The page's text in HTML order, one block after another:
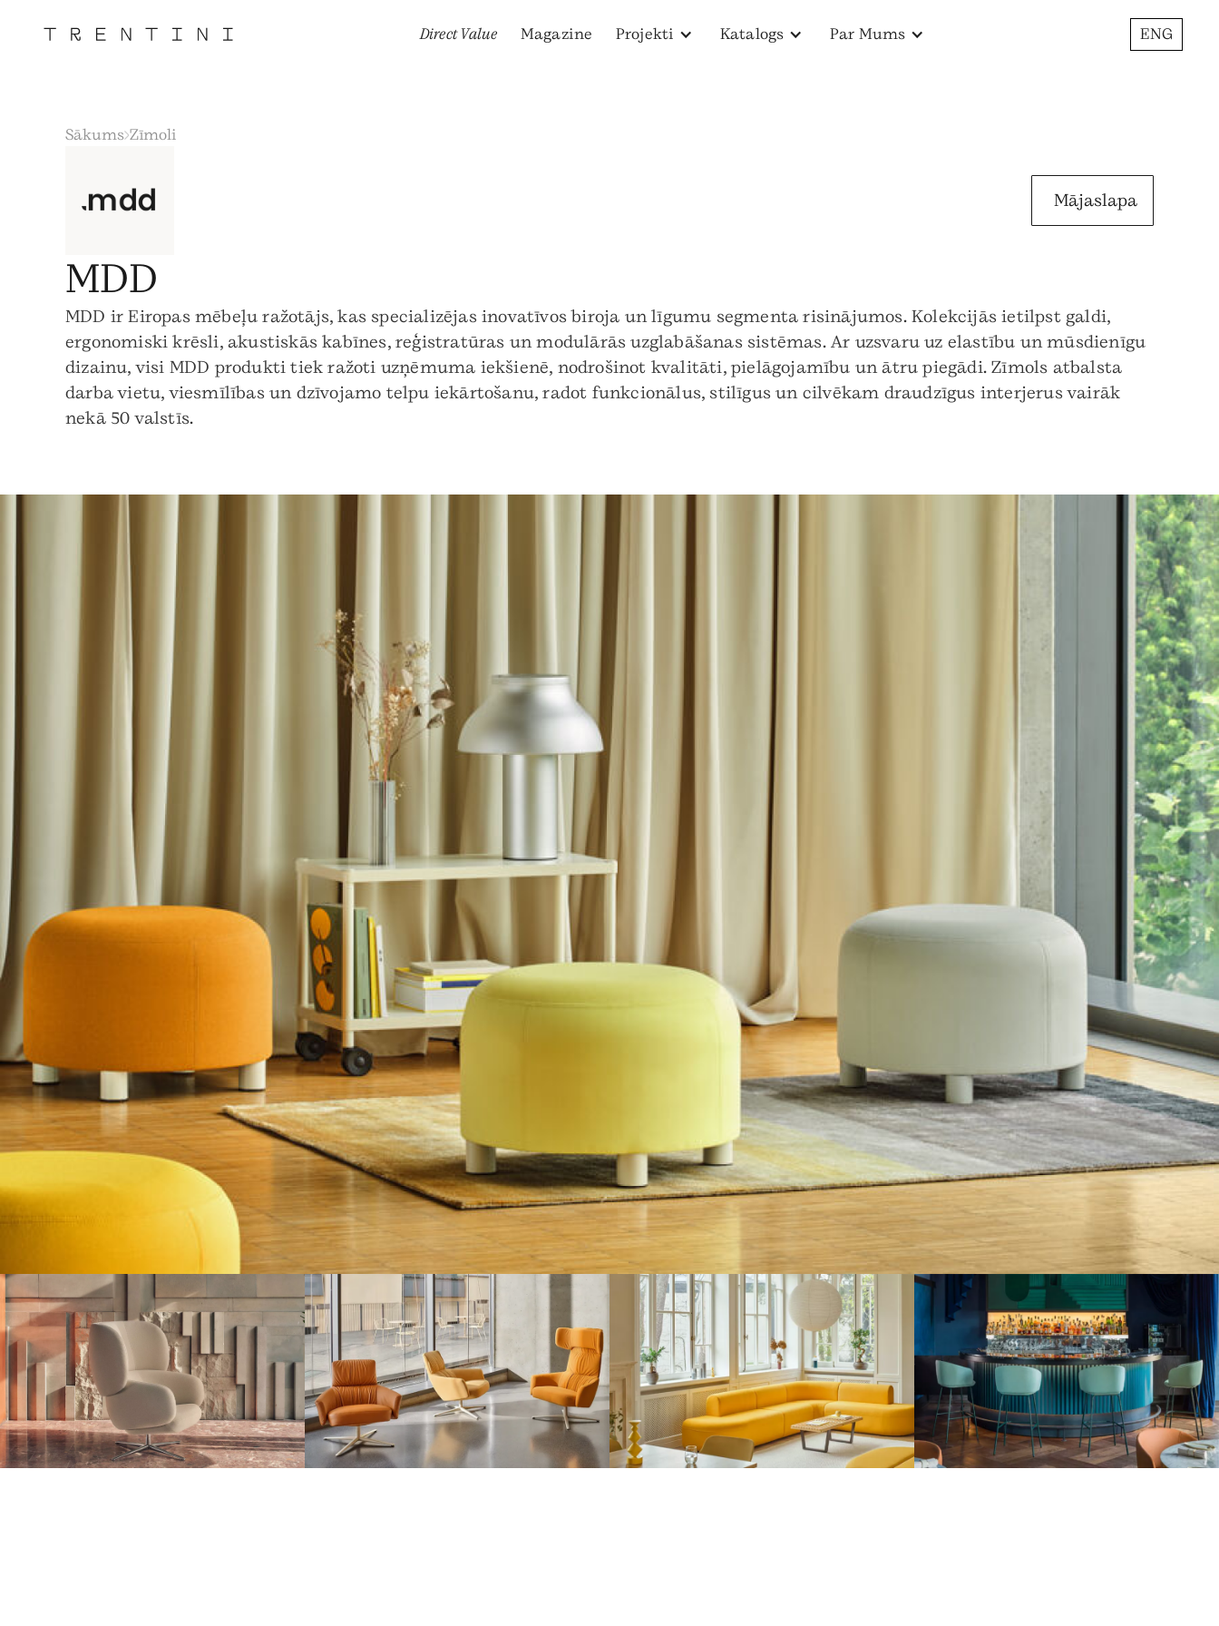
Direct Value Magazine Projekti Katalogs Par Mums ENG
Sākums Zīmoli
Mājaslapa
MDD
MDD ir Eiropas mēbeļu ražotājs, kas specializējas inovatīvos biroja un līgumu segmenta risinājumos. Kolekcijās ietilpst galdi,
ergonomiski krēsli, akustiskās kabīnes, reģistratūras un modulārās uzglabāšanas sistēmas. Ar uzsvaru uz elastību un mūsdienīgu
dizainu, visi MDD produkti tiek ražoti uzņēmuma iekšienē, nodrošinot kvalitāti, pielāgojamību un ātru piegādi. Zīmols atbalsta
darba vietu, viesmīlības un dzīvojamo telpu iekārtošanu, radot funkcionālus, stilīgus un cilvēkam draudzīgus interjerus vairāk
nekā 50 valstīs.